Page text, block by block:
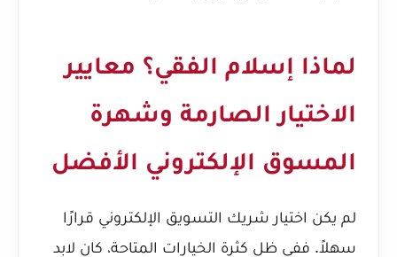
لماذا إسلام الفقي؟ معايير
الاختيار الصارمة وشهرة
المسوق الإلكتروني الأفضل
لم يكن اختيار شريك التسويق الإلكتروني قرارًا
سهلاً. ففي ظل كثرة الخيارات المتاحة، كان لابد